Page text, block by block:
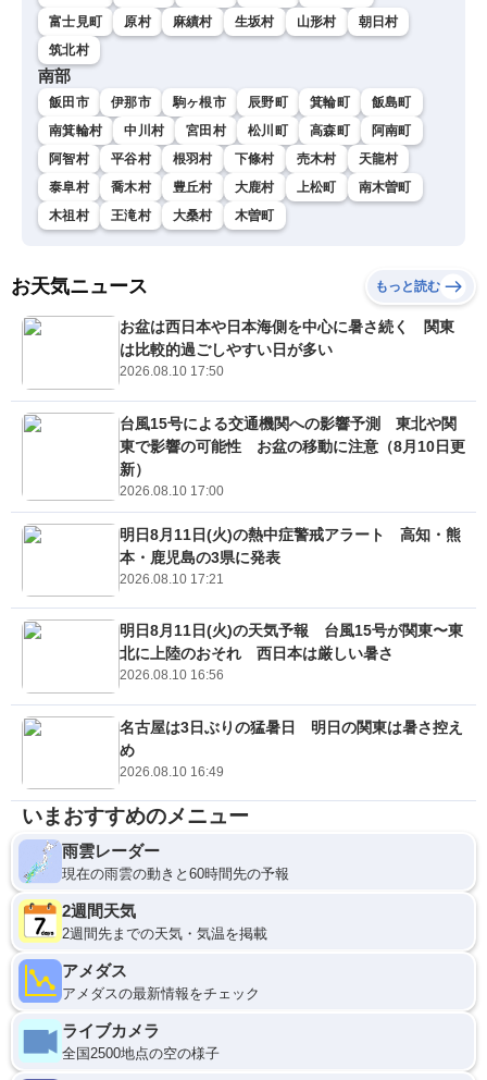
富士見町
原村 麻績村 生坂村 山形村
朝日村
筑北村
南部
飯田市 伊那市 駒ヶ根市 辰野町 箕輪町
飯島町
南箕輪村
中川村 宮田村 松川町 高森町
阿南町
阿智村
平谷村 根羽村 下條村 売木村
天龍村
泰阜村
喬木村 豊丘村 大鹿村 上松町
南木曽町
木祖村
王滝村 大桑村 木曽町
お天気ニュース もっと読む
お盆は西日本や日本海側を中心に暑さ続く 関東
は比較的過ごしやすい日が多い
2026.08.10 17:50
台風15号による交通機関への影響予測 東北や関
東で影響の可能性 お盆の移動に注意（8月10日更
新）
2026.08.10 17:00
明日8月11日(火)の熱中症警戒アラート 高知・熊
本・鹿児島の3県に発表
2026.08.10 17:21
明日8月11日(火)の天気予報 台風15号が関東〜東
北に上陸のおそれ 西日本は厳しい暑さ
2026.08.10 16:56
名古屋は3日ぶりの猛暑日 明日の関東は暑さ控え
め
2026.08.10 16:49
いまおすすめのメニュー
雨雲レーダー
現在の雨雲の動きと60時間先の予報
2週間天気
2週間先までの天気・気温を掲載
アメダス
アメダスの最新情報をチェック
ライブカメラ
全国2500地点の空の様子